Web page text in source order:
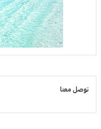
توصل معنا